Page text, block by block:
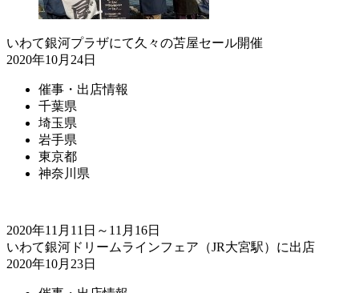
いわて銀河プラザにて久々の苫屋セール開催
2020年10月24日
催事・出店情報
千葉県
埼玉県
岩手県
東京都
神奈川県
2020年11月11日～11月16日
いわて銀河ドリームラインフェア（JR大宮駅）に出店
2020年10月23日